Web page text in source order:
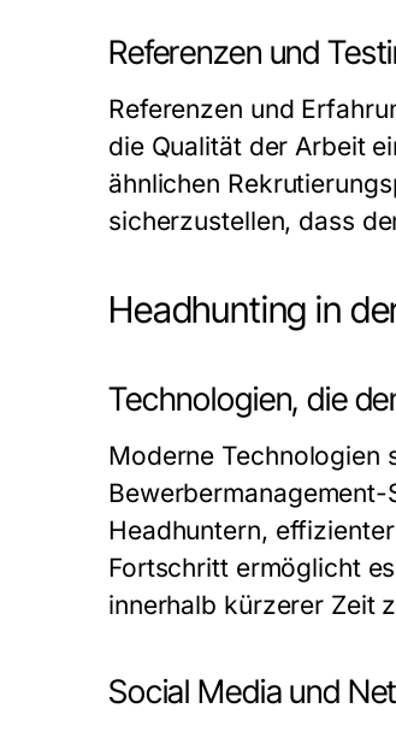
Referenzen und
Referenzen und
die Qualität der Arbeit
ähnlichen
sicherzustellen, dass
Headhunting in
Technologien, die
Moderne Technologien
Headhuntern,
Fortschritt ermöglicht
innerhalb kürzerer Zeit
Social Media und